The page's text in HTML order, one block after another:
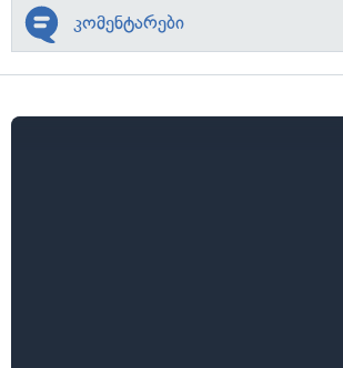
კომენტარები